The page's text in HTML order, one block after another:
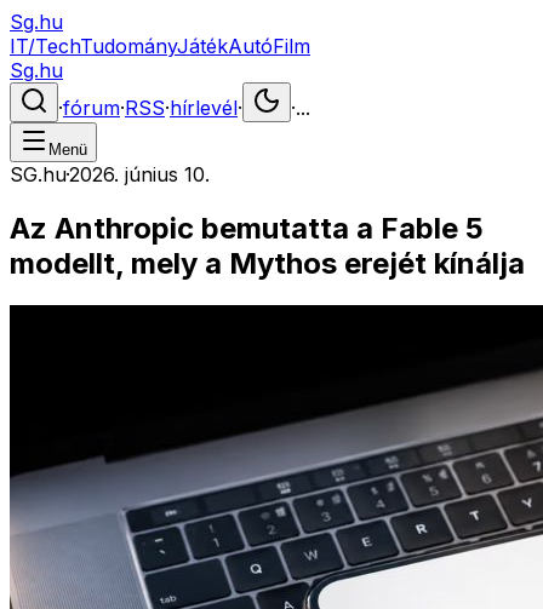
Sg.hu
IT/TechTudományJátékAutóFilm
Sg.hu
·fórum·RSS·hírlevél· ·...
Menü
SG.hu·2026. június 10.
Az Anthropic bemutatta a Fable 5
modellt, mely a Mythos erejét kínálja